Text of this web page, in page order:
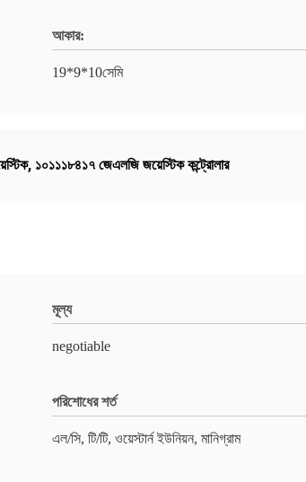
আকার:
19*9*10সেমি
, ১০১১১৮৪১৭ জেএলজি জয়েস্টিক কন্ট্রোলার
মূল্য
negotiable
পরিশোধের শর্ত
এল/সি, টি/টি, ওয়েস্টার্ন ইউনিয়ন, মানিগ্রাম